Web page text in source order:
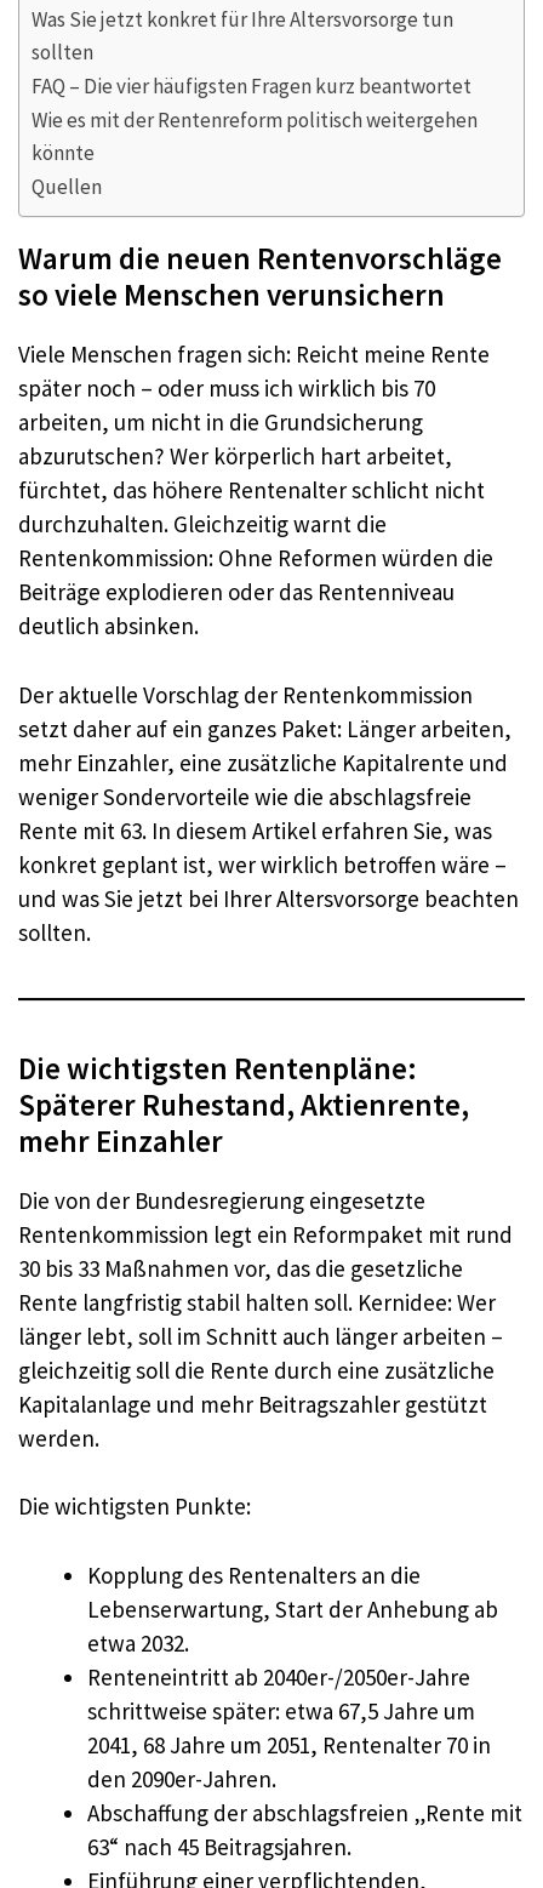
Was Sie jetzt konkret für Ihre Altersvorsorge tun
sollten
FAQ – Die vier häufigsten Fragen kurz beantwortet
Wie es mit der Rentenreform politisch weitergehen
könnte
Quellen
Warum die neuen Rentenvorschläge
so viele Menschen verunsichern
Viele Menschen fragen sich: Reicht meine Rente
später noch – oder muss ich wirklich bis 70
arbeiten, um nicht in die Grundsicherung
abzurutschen? Wer körperlich hart arbeitet,
fürchtet, das höhere Rentenalter schlicht nicht
durchzuhalten. Gleichzeitig warnt die
Rentenkommission: Ohne Reformen würden die
Beiträge explodieren oder das Rentenniveau
deutlich absinken.
Der aktuelle Vorschlag der Rentenkommission
setzt daher auf ein ganzes Paket: Länger arbeiten,
mehr Einzahler, eine zusätzliche Kapitalrente und
weniger Sondervorteile wie die abschlagsfreie
Rente mit 63. In diesem Artikel erfahren Sie, was
konkret geplant ist, wer wirklich betroffen wäre –
und was Sie jetzt bei Ihrer Altersvorsorge beachten
sollten.
Die wichtigsten Rentenpläne:
Späterer Ruhestand, Aktienrente,
mehr Einzahler
Die von der Bundesregierung eingesetzte
Rentenkommission legt ein Reformpaket mit rund
30 bis 33 Maßnahmen vor, das die gesetzliche
Rente langfristig stabil halten soll. Kernidee: Wer
länger lebt, soll im Schnitt auch länger arbeiten –
gleichzeitig soll die Rente durch eine zusätzliche
Kapitalanlage und mehr Beitragszahler gestützt
werden.
Die wichtigsten Punkte:
Kopplung des Rentenalters an die
Lebenserwartung, Start der Anhebung ab
etwa 2032.
Renteneintritt ab 2040er-/2050er-Jahre
schrittweise später: etwa 67,5 Jahre um
2041, 68 Jahre um 2051, Rentenalter 70 in
den 2090er-Jahren.
Abschaffung der abschlagsfreien „Rente mit
63“ nach 45 Beitragsjahren.
Einführung einer verpflichtenden,